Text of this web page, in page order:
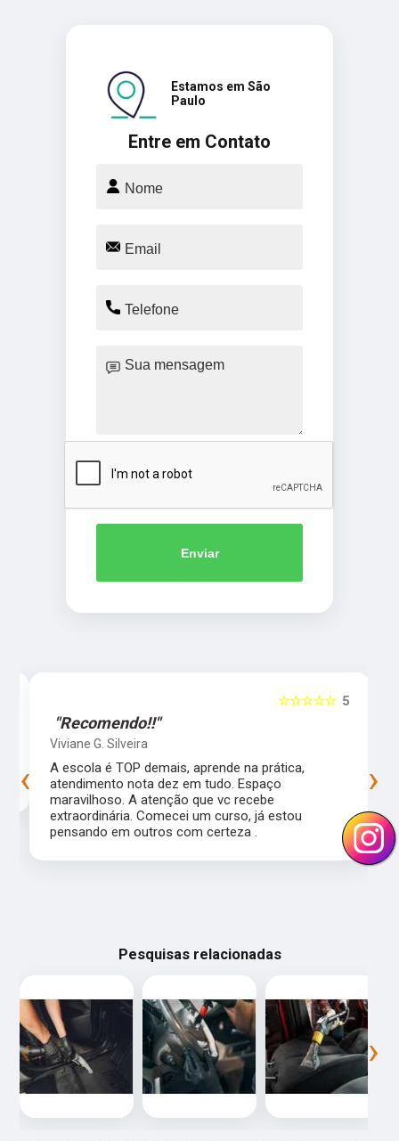
Entre em Contato
Estamos em São
Paulo
Enviar
5
☆☆☆☆☆
"Recomendo!!"
Viviane G. Silveira
A escola é TOP demais, aprende na prática,
atendimento nota dez em tudo. Espaço
maravilhoso. A atenção que vc recebe
extraordinária. Comecei um curso, já estou
pensando em outros com certeza .
‹ ›
Pesquisas relacionadas
‹ ›